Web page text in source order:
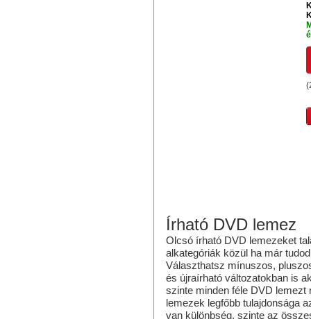
Írható DVD lemez
Olcsó írható DVD lemezeket
alkategóriák közül ha már
Választhatsz mínuszos,
és újraírható változatokban is
szinte minden féle DVD lemezt
lemezek legfőbb tulajdonsága
van különbség, szinte az